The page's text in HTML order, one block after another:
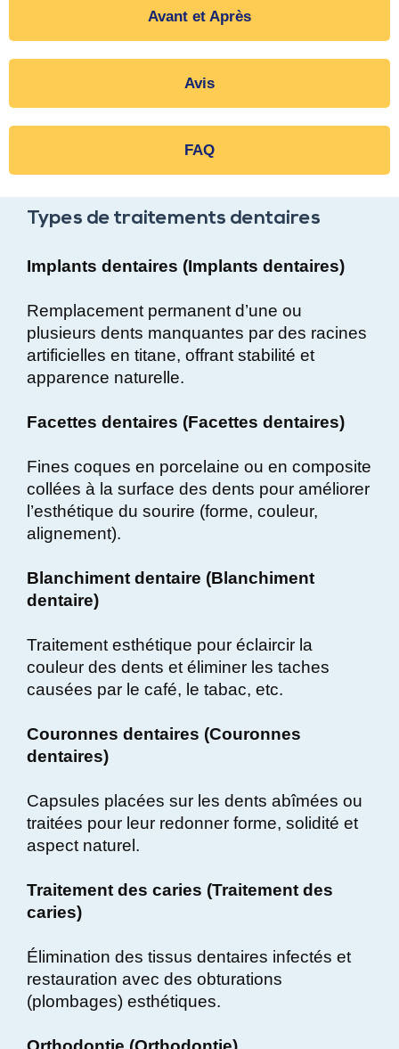
Avant et Après
Avis
FAQ
Types de traitements dentaires
Implants dentaires (Implants dentaires)
Remplacement permanent d’une ou
plusieurs dents manquantes par des racines
artificielles en titane, offrant stabilité et
apparence naturelle.
Facettes dentaires (Facettes dentaires)
Fines coques en porcelaine ou en composite
collées à la surface des dents pour améliorer
l’esthétique du sourire (forme, couleur,
alignement).
Blanchiment dentaire (Blanchiment
dentaire)
Traitement esthétique pour éclaircir la
couleur des dents et éliminer les taches
causées par le café, le tabac, etc.
Couronnes dentaires (Couronnes
dentaires)
Capsules placées sur les dents abîmées ou
traitées pour leur redonner forme, solidité et
aspect naturel.
Traitement des caries (Traitement des
caries)
Élimination des tissus dentaires infectés et
restauration avec des obturations
(plombages) esthétiques.